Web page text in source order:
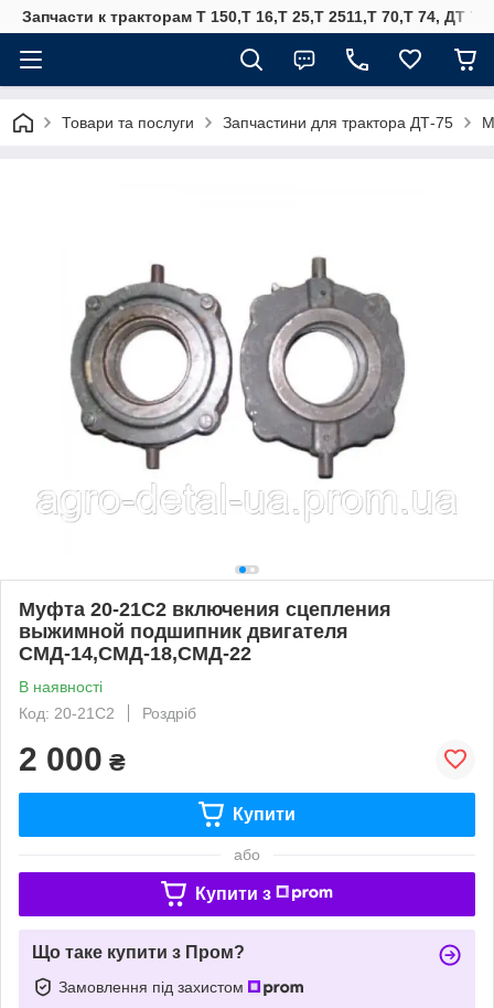
Запчасти к тракторам Т 150,Т 16,Т 25,Т 2511,Т 70,Т 74, ДТ
Товари та послуги Запчастини для трактора ДТ-75
Муфта 20-21С2 включения сцепления
выжимной подшипник двигателя
СМД-14,СМД-18,СМД-22
В наявності
Код: 20-21С2
Роздріб
2 000 ₴
Купити
або
Купити з
Що таке купити з Пром?
Замовлення під захистом